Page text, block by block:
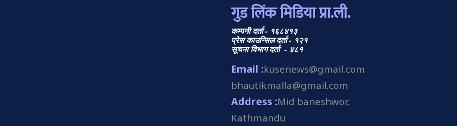
गुड लिंक मिडिया प्रा.ली.
कम्पनी दर्ता - १६८४१३
प्रेस काउन्सिल दर्ता - १२१
सूचना विभाग दर्ता - ४८१
Email :kusenews@gmail.com
bhautikmalla@gmail.com
Address :Mid baneshwor,
Kathmandu